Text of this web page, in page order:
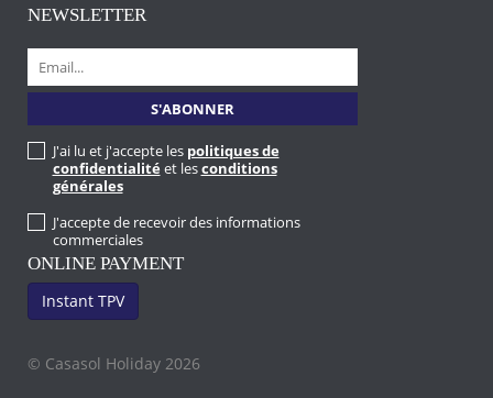
NEWSLETTER
J'ai lu et j'accepte les politiques de
confidentialité et lesconditions
générales
J'accepte de recevoir des informations
commerciales
ONLINE PAYMENT
Instant TPV
© Casasol Holiday 2026